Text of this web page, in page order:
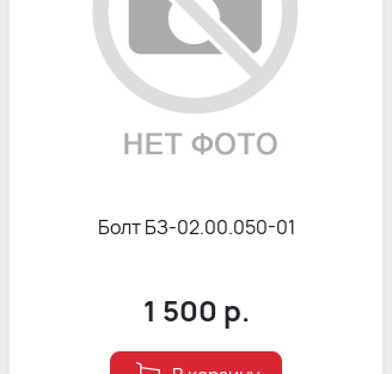
Болт БЗ-02.00.050-01
1 500 р.